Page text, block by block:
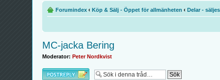
Forumindex ‹ Köp & Sälj - Öppet för allmänheten ‹ Delar - säljes
MC-jacka Bering
Moderator: Peter Nordkvist
Besvara